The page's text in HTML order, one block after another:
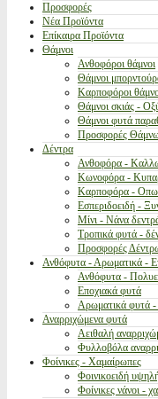
Προσφορές
Νέα Προϊόντα
Επίκαιρα Προϊόντα
Θάμνοι
Ανθοφόροι θάμνοι
Θάμνοι
Καρποφόροι
Θάμνοι σκιάς -
Θάμνοι φυτά
Προσφορές
Δέντρα
Ανθοφόρα -
Κωνοφόρα -
Καρποφόρα -
Εσπεριδοειδή -
Μίνι - Νάνα
Τροπικά φυτά -
Προσφορές
Ανθόφυτα - Αρωματικά -
Ανθόφυτα -
Εποχιακά φυτά
Αρωματικά φυτά
Αναρριχώμενα φυτά
Αειθαλή
Φυλλοβόλα
Φοίνικες - Χαμαίρωπες
Φοινικοειδή
Φοίνικες νάνοι -